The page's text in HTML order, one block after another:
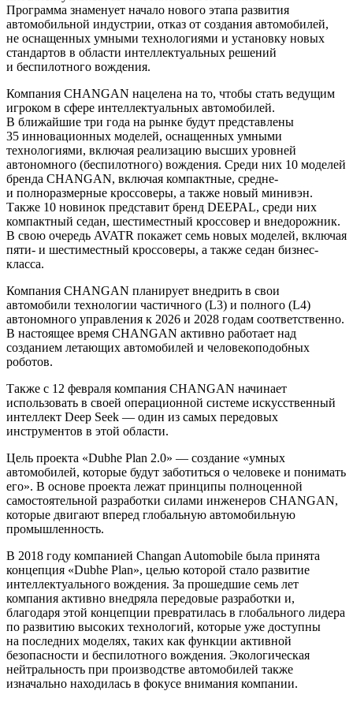
Программа знаменует начало нового этапа развития
автомобильной индустрии, отказ от создания автомобилей,
не оснащенных умными технологиями и установку новых
стандартов в области интеллектуальных решений
и беспилотного вождения.
Компания CHANGAN нацелена на то, чтобы стать ведущим
игроком в сфере интеллектуальных автомобилей.
В ближайшие три года на рынке будут представлены
35 инновационных моделей, оснащенных умными
технологиями, включая реализацию высших уровней
автономного (беспилотного) вождения. Среди них 10 моделей
бренда CHANGAN, включая компактные, средне-
и полноразмерные кроссоверы, а также новый минивэн.
Также 10 новинок представит бренд DEEPAL, среди них
компактный седан, шестиместный кроссовер и внедорожник.
В свою очередь AVATR покажет семь новых моделей, включая
пяти- и шестиместный кроссоверы, а также седан бизнес-
класса.
Компания CHANGAN планирует внедрить в свои
автомобили технологии частичного (L3) и полного (L4)
автономного управления к 2026 и 2028 годам соответственно.
В настоящее время CHANGAN активно работает над
созданием летающих автомобилей и человекоподобных
роботов.
Также с 12 февраля компания CHANGAN начинает
использовать в своей операционной системе искусственный
интеллект Deep Seek — один из самых передовых
инструментов в этой области.
Цель проекта «Dubhe Plan 2.0» — создание «умных
автомобилей, которые будут заботиться о человеке и понимать
его». В основе проекта лежат принципы полноценной
самостоятельной разработки силами инженеров CHANGAN,
которые двигают вперед глобальную автомобильную
промышленность.
В 2018 году компанией Changan Automobile была принята
концепция «Dubhe Plan», целью которой стало развитие
интеллектуального вождения. За прошедшие семь лет
компания активно внедряла передовые разработки и,
благодаря этой концепции превратилась в глобального лидера
по развитию высоких технологий, которые уже доступны
на последних моделях, таких как функции активной
безопасности и беспилотного вождения. Экологическая
нейтральность при производстве автомобилей также
изначально находилась в фокусе внимания компании.